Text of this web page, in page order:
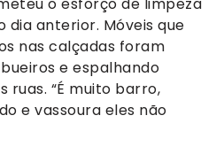
o esforço de limpeza
anterior. Móveis que
nas calçadas foram
e espalhando
ruas. “É muito barro,
e vassoura eles não